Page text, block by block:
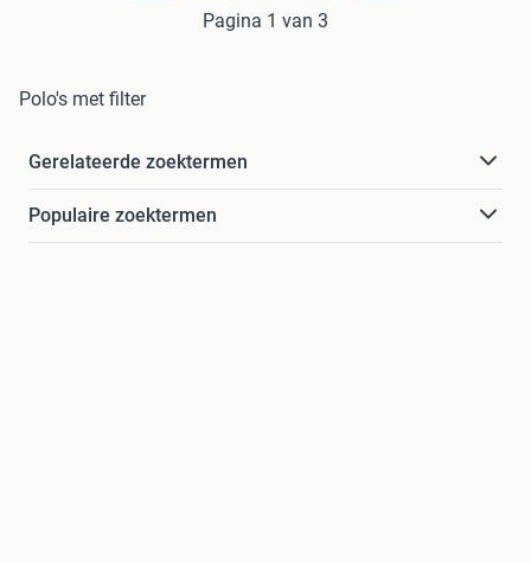
Pagina 1 van 3
Polo's met filter
Gerelateerde zoektermen
Populaire zoektermen